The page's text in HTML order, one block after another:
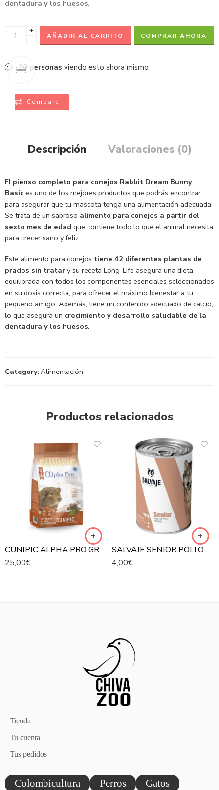
dentadura y los huesos.
+
−
AÑADIR AL CARRITO COMPRAR AHORA
30 personas viendo esto ahora mismo
Compare
Descripción Valoraciones (0)
El pienso completo para conejos Rabbit Dream Bunny
Basic es uno de los mejores productos que podrás encontrar
para asegurar que tu mascota tenga una alimentación adecuada.
Se trata de un sabroso alimento para conejos a partir del
sexto mes de edad que contiene todo lo que el animal necesita
para crecer sano y feliz.
Este alimento para conejos tiene 42 diferentes plantas de
prados sin tratar y su receta Long-Life asegura una dieta
equilibrada con todos los componentes esenciales seleccionados
en su dosis correcta, para ofrecer el máximo bienestar a tu
pequeño amigo. Además, tiene un contenido adecuado de calcio,
lo que asegura un crecimiento y desarrollo saludable de la
dentadura y los huesos.
Category:Alimentación
Productos relacionados
CUNIPIC ALPHA PRO GRAIN FREE PIENSO PARA COBAYAS
25,00€
SALVAJE SENIOR POLLO Y CONEJO EN PATÉ LATA PARA PERROS
4,00€
Tienda
Tu cuenta
Tus pedidos
Colombicultura Perros Gatos